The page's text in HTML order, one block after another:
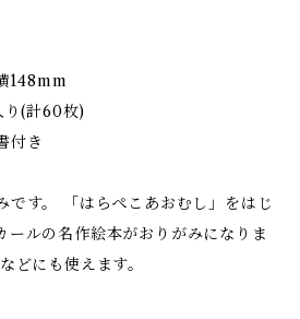
148mm
り(計60枚)
付き
です。 「はらぺこあおむし」をはじ
ールの名作絵本がおりがみになりま
どにも使えます。